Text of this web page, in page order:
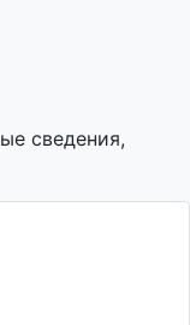
сведения,